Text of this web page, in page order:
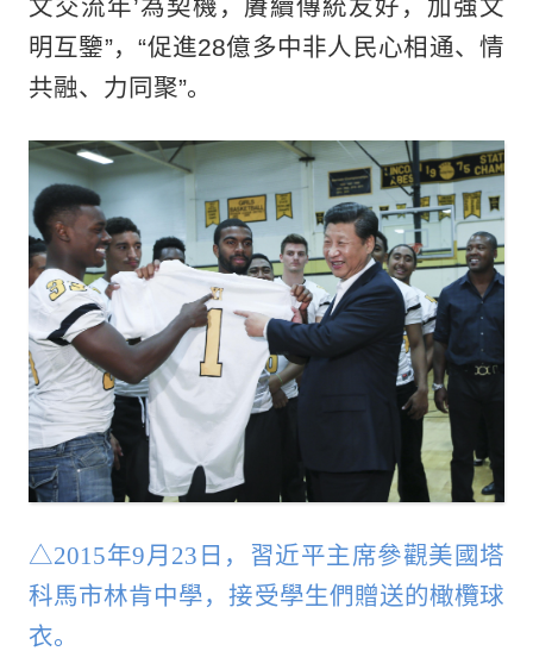
文交流年’為契機，賡續傳統友好，加強文
明互鑒”，“促進28億多中非人民心相通、情
共融、力同聚”。
△2015年9月23日，習近平主席參觀美國塔
科馬市林肯中學，接受學生們贈送的橄欖球
衣。